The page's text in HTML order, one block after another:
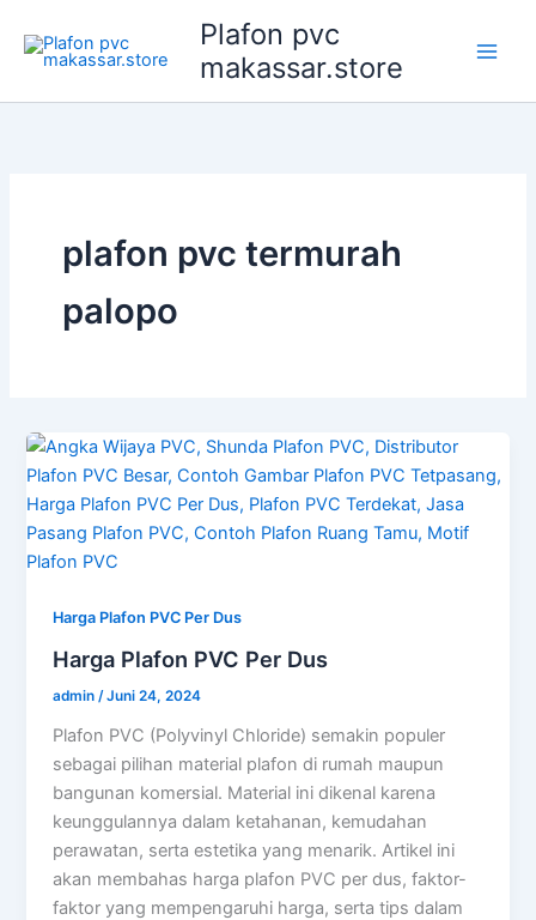
konten
Plafon pvc
makassar.store
plafon pvc termurah
palopo
Harga Plafon PVC Per Dus
Harga Plafon PVC Per Dus
admin /Juni 24, 2024
Plafon PVC (Polyvinyl Chloride) semakin populer
sebagai pilihan material plafon di rumah maupun
bangunan komersial. Material ini dikenal karena
keunggulannya dalam ketahanan, kemudahan
perawatan, serta estetika yang menarik. Artikel ini
akan membahas harga plafon PVC per dus, faktor-
faktor yang mempengaruhi harga, serta tips dalam